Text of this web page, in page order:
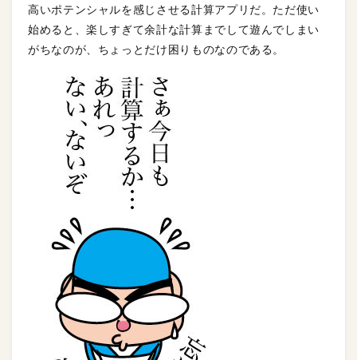
高いポテンシャルを感じさせる計算アプリだ。ただ使い
始めると、楽しすぎて余計な計算までして遊んでしまい
がちなのが、ちょっとだけ困りものなのである。